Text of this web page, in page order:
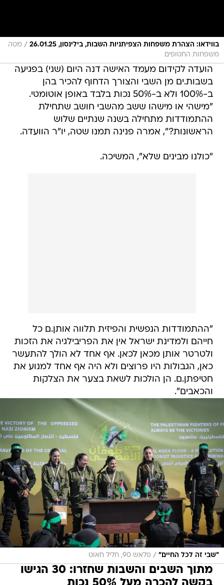
בווידאו: הצהרת משפחות הצפיתניות השבות, בילינסון, 26.01.25 / מטה
משפחות החטופים
הועדה לקידום מעמד האישה דנה היום (שני) בפגיעה
בשבות.ים מן השבי והצורך הדחוף להכיר בהן
ב-100% ולא ב-50% נכות בלבד באופן אוטומטי.
"מישהי או מישהו ששב מהשבי חושב שתחילת
ההתמודדות מתחילה בשנה שנתיים שלוש
הראשונות?", אמרה פנינה תמנו שטה, יו"ר הוועדה.
"כולנו מבינים שלא", המשיכה.
"ההתמודדות הנפשית והפיזית תלווה אותן.ם כל
חייהם ולמדינת ישראל אין את הפריבילגיה את הזכות
ולטרטר אותן מכאן לכאן. אף אחד לא הולך להתעשר
כאן, הגבולות היו פרוצים ולא היה אף אחד למנוע את
חטיפתן.ם. הן הולכות לשאת בצער את הצלקות
והכאבים".
"שבי זה לכל החיים" / פלאש 90, חליל חאוט
מתוך השבים והשבות שחזרו: 30 הגישו